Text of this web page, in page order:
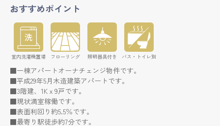
おすすめポイント
室内洗濯機置場 フローリング 照明器具付き バス・トイレ別
■一棟アパートオーナチェンジ物件です。
■平成29年5月木造建築アパートです。
■3階建、1Kｘ9戸です。
■現状満室稼働です。
■表面利回り約5.5％です。
■最寄り駅徒歩約7分です。